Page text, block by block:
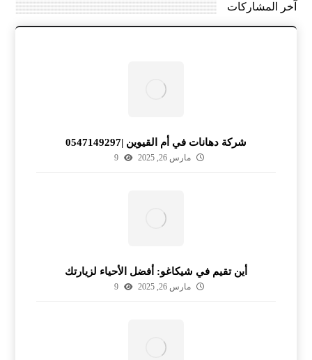
آخر المشاركات
شركة دهانات في أم القيوين |0547149297
مارس 26, 2025 9
أين تقيم في شيكاغو: أفضل الأحياء لزيارتك
مارس 26, 2025 9